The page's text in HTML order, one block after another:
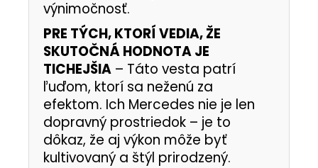
výnimočnosť.
PRE TÝCH, KTORÍ VEDIA, ŽE
SKUTOČNÁ HODNOTA JE
TICHEJŠIA – Táto vesta patrí
ľuďom, ktorí sa neženú za
efektom. Ich Mercedes nie je len
dopravný prostriedok – je to
dôkaz, že aj výkon môže byť
kultivovaný a štýl prirodzený.